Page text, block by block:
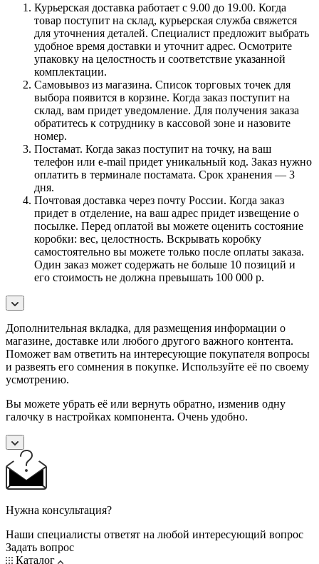
Курьерская доставка работает с 9.00 до 19.00. Когда
товар поступит на склад, курьерская служба свяжется
для уточнения деталей. Специалист предложит выбрать
удобное время доставки и уточнит адрес. Осмотрите
упаковку на целостность и соответствие указанной
комплектации.
Самовывоз из магазина. Список торговых точек для
выбора появится в корзине. Когда заказ поступит на
склад, вам придет уведомление. Для получения заказа
обратитесь к сотруднику в кассовой зоне и назовите
номер.
Постамат. Когда заказ поступит на точку, на ваш
телефон или e-mail придет уникальный код. Заказ нужно
оплатить в терминале постамата. Срок хранения — 3
дня.
Почтовая доставка через почту России. Когда заказ
придет в отделение, на ваш адрес придет извещение о
посылке. Перед оплатой вы можете оценить состояние
коробки: вес, целостность. Вскрывать коробку
самостоятельно вы можете только после оплаты заказа.
Один заказ может содержать не больше 10 позиций и
его стоимость не должна превышать 100 000 р.
Дополнительная вкладка, для размещения информации о
магазине, доставке или любого другого важного контента.
Поможет вам ответить на интересующие покупателя вопросы
и развеять его сомнения в покупке. Используйте её по своему
усмотрению.
Вы можете убрать её или вернуть обратно, изменив одну
галочку в настройках компонента. Очень удобно.
Нужна консультация?
Наши специалисты ответят на любой интересующий вопрос
Задать вопрос
Каталог